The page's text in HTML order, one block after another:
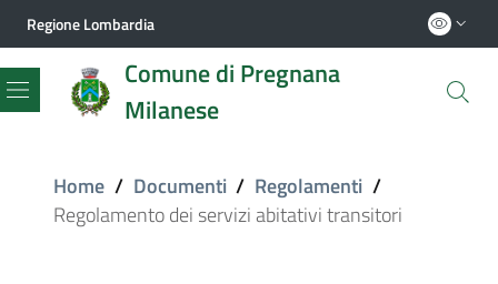
Regione Lombardia
Comune di Pregnana
Milanese
Menu
Home / Documenti / Regolamenti /
Regolamento dei servizi abitativi transitori